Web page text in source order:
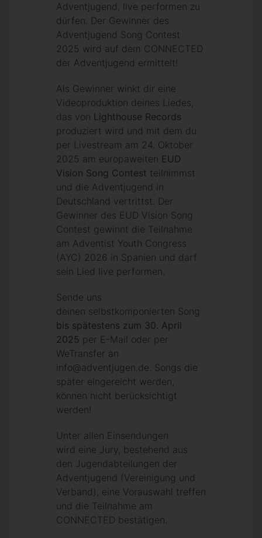
Adventjugend, live performen zu
dürfen. Der Gewinner des
Adventjugend Song Contest
2025 wird auf dem CONNECTED
der Adventjugend ermittelt!
Als Gewinner winkt dir eine
Videoproduktion deines Liedes,
das von Lighthouse Records
produziert wird und mit dem du
per Livestream am 24. Oktober
2025 am europaweiten EUD
Vision Song Contest teilnimmst
und die Adventjugend in
Deutschland vertrittst. Der
Gewinner des EUD Vision Song
Contest gewinnt die Teilnahme
am Adventist Youth Congress
(AYC) 2026 in Spanien und darf
sein Lied live performen.
Sende uns
deinen selbstkomponierten Song
bis spätestens zum 30. April
2025 per E-Mail oder per
WeTransfer an
info@adventjugen.de. Songs die
später eingereicht werden,
können nicht berücksichtigt
werden!
Unter allen Einsendungen
wird eine Jury, bestehend aus
den Jugendabteilungen der
Adventjugend (Vereinigung und
Verband), eine Vorauswahl treffen
und die Teilnahme am
CONNECTED bestätigen.